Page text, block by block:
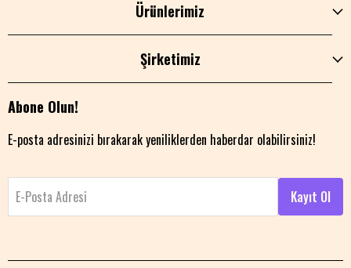
Ürünlerimiz
Şirketimiz
Abone Olun!
E-posta adresinizi bırakarak yeniliklerden haberdar olabilirsiniz!
E-Posta Adresi Kayıt Ol